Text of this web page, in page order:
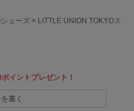
ューズ > LITTLE UNION TOKYOス
イントプレゼント！
書く